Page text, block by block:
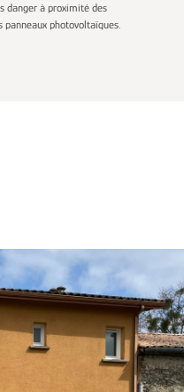
danger à proximité des
photovoltaïques.